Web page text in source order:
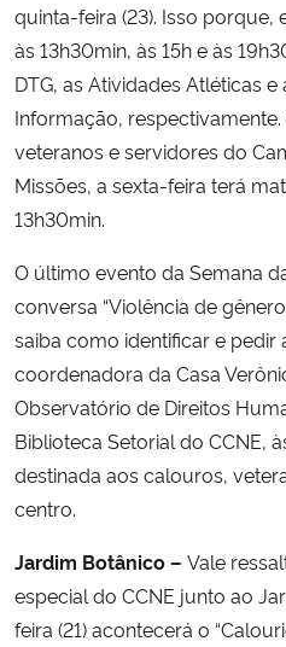
quinta-feira (23). Isso porque,
às 13h30min, às 15h e às
DTG, as Atividades Atléticas
Informação,
veteranos e servidores do
Missões, a sexta-feira terá
13h30min.
O último evento da Semana
conversa “Violência de
saiba como identificar e pedir
coordenadora da Casa
Observatório de Direitos
Biblioteca Setorial do CCNE,
destinada aos calouros,
centro.
Jardim Botânico – Vale
especial do CCNE junto ao
feira (21) acontecerá o